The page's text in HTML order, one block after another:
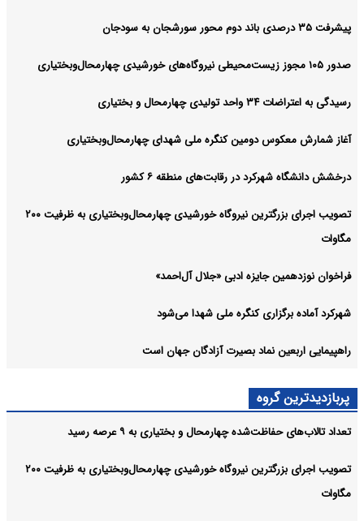
پیشرفت ۳۵ درصدی باند دوم محور سورشجان به سودجان
صدور ۱۰۵ مجوز زیست‌محیطی نیروگاه‌های خورشیدی چهارمحال‌وبختیاری
رسیدگی به اعتراضات ۳۴ واحد تولیدی چهارمحال و بختیاری
آغاز شمارش معکوس دومین کنگره ملی شهدای چهارمحال‌وبختیاری
درخشش دانشگاه شهرکرد در رقابت‌های منطقه ۶ کشور
تصویب اجرای بزرگترین نیروگاه خورشیدی چهارمحال‌وبختیاری به ظرفیت ۲۰۰
مگاوات
فراخوان نوزدهمین جایزه ادبی «جلال آل‌احمد»
شهرکرد آماده برگزاری کنگره ملی شهدا می‌شود
راهپیمایی اربعین نماد بصیرت آزادگان جهان است
پربازدیدترین گروه
تعداد تالاب‌های حفاظت‌شده چهارمحال و بختیاری به ۹ عرصه رسید
تصویب اجرای بزرگترین نیروگاه خورشیدی چهارمحال‌وبختیاری به ظرفیت ۲۰۰
مگاوات